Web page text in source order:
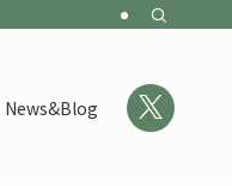
News&Blog